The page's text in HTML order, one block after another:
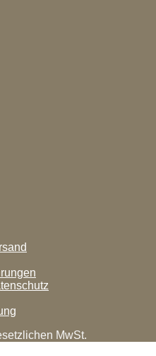
MwSt.